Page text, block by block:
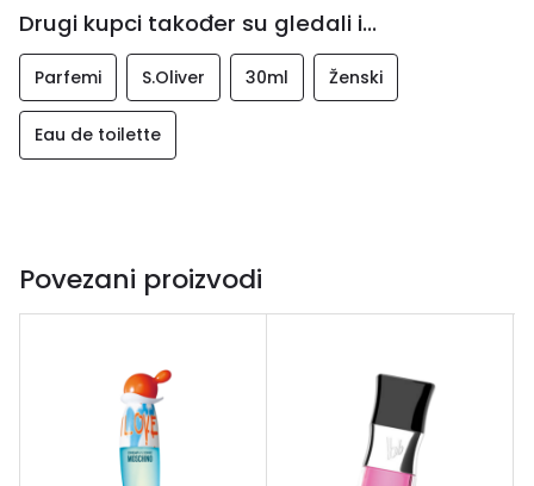
Drugi kupci također su gledali i...
Parfemi S.Oliver 30ml Ženski
Eau de toilette
Povezani proizvodi